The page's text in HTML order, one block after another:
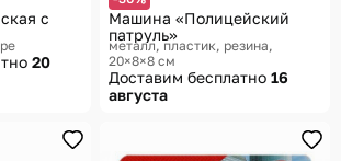
с
20
Машина «Полицейский
патруль»
металл, пластик, резина,
20×8×8 см
Доставим бесплатно 16
августа